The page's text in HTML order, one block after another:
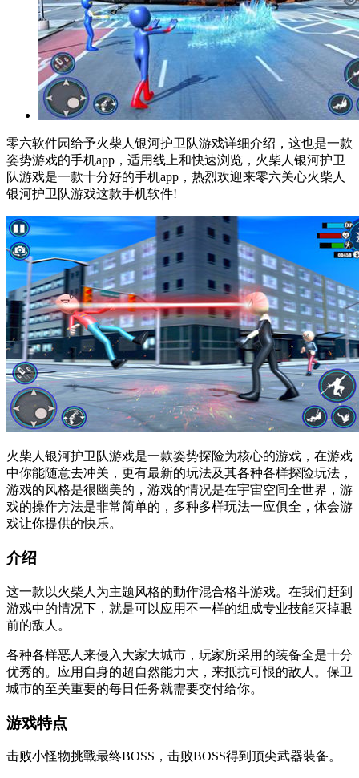
零六软件园给予火柴人银河护卫队游戏详细介绍，这也是一款
姿势游戏的手机app，适用线上和快速浏览，火柴人银河护卫
队游戏是一款十分好的手机app，热烈欢迎来零六关心火柴人
银河护卫队游戏这款手机软件!
火柴人银河护卫队游戏是一款姿势探险为核心的游戏，在游戏
中你能随意去冲关，更有最新的玩法及其各种各样探险玩法，
游戏的风格是很幽美的，游戏的情况是在宇宙空间全世界，游
戏的操作方法是非常简单的，多种多样玩法一应俱全，体会游
戏让你提供的快乐。
介绍
这一款以火柴人为主题风格的動作混合格斗游戏。在我们赶到
游戏中的情况下，就是可以应用不一样的组成专业技能灭掉眼
前的敌人。
各种各样恶人来侵入大家大城市，玩家所采用的装备全是十分
优秀的。应用自身的超自然能力大，来抵抗可恨的敌人。保卫
城市的至关重要的每日任务就需要交付给你。
游戏特点
击败小怪物挑戰最终BOSS，击败BOSS得到顶尖武器装备。